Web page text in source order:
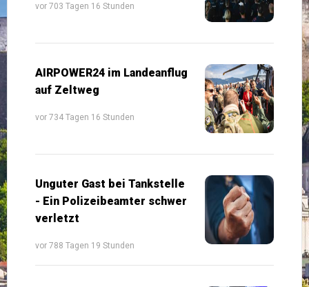
vor 703 Tagen 16 Stunden
AIRPOWER24 im Landeanflug
auf Zeltweg
vor 734 Tagen 16 Stunden
Unguter Gast bei Tankstelle
- Ein Polizeibeamter schwer
verletzt
vor 788 Tagen 19 Stunden